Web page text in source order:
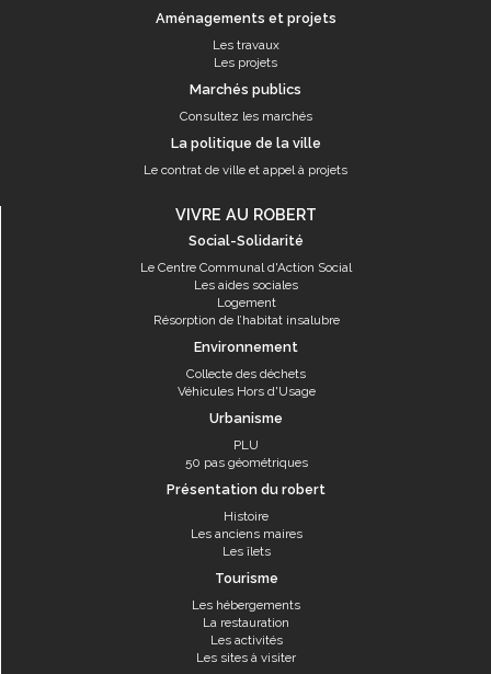
Aménagements et projets
Les travaux
Les projets
Marchés publics
Consultez les marchés
La politique de la ville
Le contrat de ville et appel à projets
VIVRE AU ROBERT
Social-Solidarité
Le Centre Communal d'Action Social
Les aides sociales
Logement
Résorption de l’habitat insalubre
Environnement
Collecte des déchets
Véhicules Hors d'Usage
Urbanisme
PLU
50 pas géométriques
Présentation du robert
Histoire
Les anciens maires
Les îlets
Tourisme
Les hébergements
La restauration
Les activités
Les sites à visiter